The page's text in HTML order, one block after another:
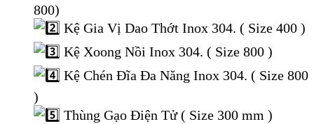
800)
Kệ Gia Vị Dao Thớt Inox 304. ( Size 400 )
Kệ Xoong Nồi Inox 304. ( Size 800 )
Kệ Chén Đĩa Đa Năng Inox 304. ( Size 800
)
Thùng Gạo Điện Tử ( Size 300 mm )